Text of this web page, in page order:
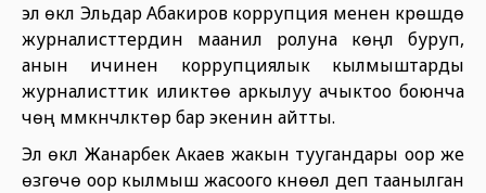
эл өкүлү Эльдар Абакиров коррупция менен күрөшүүдө
журналисттердин маанилүү ролуна көңүл буруп,
анын ичинен коррупциялык кылмыштарды
журналисттик иликтөө аркылуу ачыктоо боюнча
чөң мүмкүнчүлүктөр бар экенин айтты.
Эл өкүлү Жанарбек Акаев жакын туугандары оор же
өзгөчө оор кылмыш жасоого күнөөлүү деп таанылган